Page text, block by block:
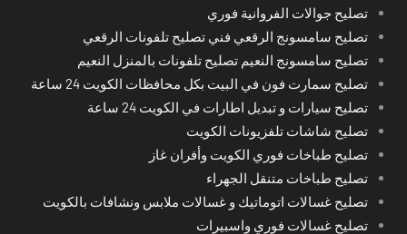
تصليح جوالات الفروانية فوري
تصليح سامسونج الرقعي فني تصليح تلفونات الرقعي
تصليح سامسونج النعيم تصليح تلفونات بالمنزل النعيم
تصليح سمارت فون في البيت بكل محافظات الكويت 24 ساعة
تصليح سيارات و تبديل اطارات في الكويت 24 ساعة
تصليح شاشات تلفزيونات الكويت
تصليح طباخات فوري الكويت وأفران غاز
تصليح طباخات متنقل الجهراء
تصليح غسالات اتوماتيك و غسالات ملابس ونشافات بالكويت
تصليح غسالات فوري واسبيرات